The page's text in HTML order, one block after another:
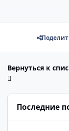
Вернуться к
Последние